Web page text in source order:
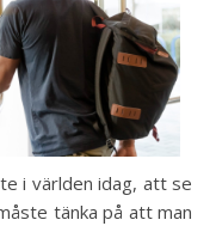
i världen idag, att se
tänka på att man